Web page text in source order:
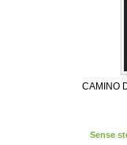
CAMINO
Sense